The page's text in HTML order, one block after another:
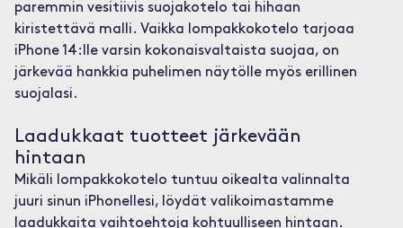
paremmin vesitiivis suojakotelo tai hihaan
kiristettävä malli. Vaikka lompakkokotelo tarjoaa
iPhone 14:lle varsin kokonaisvaltaista suojaa, on
järkevää hankkia puhelimen näytölle myös erillinen
suojalasi.
Laadukkaat tuotteet järkevään
hintaan
Mikäli lompakkokotelo tuntuu oikealta valinnalta
juuri sinun iPhonellesi, löydät valikoimastamme
laadukkaita vaihtoehtoja kohtuulliseen hintaan.